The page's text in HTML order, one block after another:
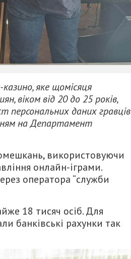
яке щомісяця
віком від 20 до 25 років,
персональних даних гравців
на Департамент
використовуючи
онлайн-іграми.
оператора “служби
18 тисяч осіб. Для
банківські рахунки так